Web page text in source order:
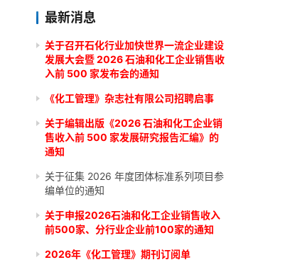
最新消息
关于召开石化行业加快世界一流企业建设
发展大会暨 2026 石油和化工企业销售收
入前 500 家发布会的通知
《化工管理》杂志社有限公司招聘启事
关于编辑出版《2026 石油和化工企业销
售收入前 500 家发展研究报告汇编》的
通知
关于征集 2026 年度团体标准系列项目参
编单位的通知
关于申报2026石油和化工企业销售收入
前500家、分行业企业前100家的通知
2026年《化工管理》期刊订阅单